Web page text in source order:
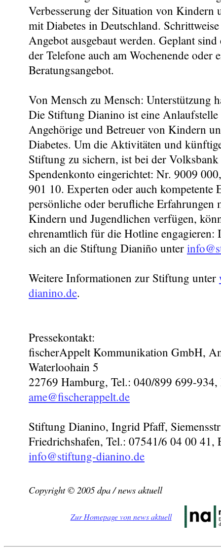
Verbesserung der Situation von Kindern
mit Diabetes in Deutschland.
Angebot ausgebaut werden. Geplant sind
der Telefone auch am Wochenende oder
Beratungsangebot.
Von Mensch zu Mensch: Unterstützung
Die Stiftung Dianino ist eine
Angehörige und Betreuer von Kindern
Diabetes. Um die Aktivitäten und
Stiftung zu sichern, ist bei der
Spendenkonto eingerichtet: Nr. 9009
901 10. Experten oder auch kompetente
persönliche oder berufliche Erfahrungen
Kindern und Jugendlichen verfügen,
ehrenamtlich für die Hotline engagieren:
sich an die Stiftung Dianiño unter
Weitere Informationen zur Stiftung unter
dianino.de.
Pressekontakt:
fischerAppelt Kommunikation GmbH,
Waterloohain 5
22769 Hamburg, Tel.: 040/899 699-
ame@fischerappelt.de
Stiftung Dianino, Ingrid Pfaff,
Friedrichshafen, Tel.: 07541/6 04 00 41,
info@stiftung-dianino.de
Copyright © 2005 dpa / news aktuell
Zur Homepage von news aktuell